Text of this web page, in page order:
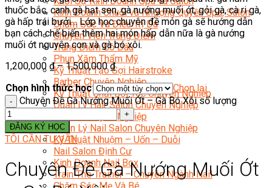
Kinh Doanh Chuỗi và Nhượng Quyền Spa, Salon
Chăm Sóc Và Điều Trị Da
Chuyên Viên Trang Điểm
Trang Điểm Cô Dâu
Phun Xăm Thẩm Mỹ
Kỹ Thuật Tạo Sợi Hairstroke
Barber Chuyên Nghiệp
Kỹ Thuật Chải Bới Tóc Chuyên Nghiệp
Quản Lý Hair Salon Chuyên Nghiệp
Nối Mi Chuyên Nghiệp
Quản Lý Nail Salon Chuyên Nghiệp
Kỹ Thuật Nhuộm – Uốn – Duỗi
Nail Salon Định Cư
Kinh Doanh Nail Box
Train The Trainer – Chuyên Ngành Nail
thuốc bắc, canh gà hạt sen, gà nướng muối ớt, gỏi gà, cà ri gà,
gà hấp trái bưởi… Lớp học chuyên đề món gà sẽ hướng dẫn
bạn cách chế biến thêm hai món hấp dẫn nữa là gà nướng
muối ớt nguyên con và gà bó xôi.
1,200,000 ₫–1,500,000₫
Chọn hình thức học
Chọn lại
Chuyên Đề Gà Nướng Muối Ớt – Gà Bó Xôi số lượng
ĐĂNG KÝ HỌC
TÔI CẦN TƯ VẤN
Chuyên Đề Gà Nướng Muối Ớt